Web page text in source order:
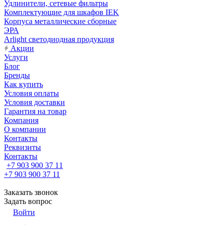
Удлинители, сетевые фильтры
Комплектующие для шкафов IEK
Корпуса металлические сборные
ЭРА
Arlight светодиодная продукция
Акции
Услуги
Блог
Бренды
Как купить
Условия оплаты
Условия доставки
Гарантия на товар
Компания
О компании
Контакты
Реквизиты
Контакты
+7 903 900 37 11
+7 903 900 37 11
Заказать звонок
Задать вопрос
Войти